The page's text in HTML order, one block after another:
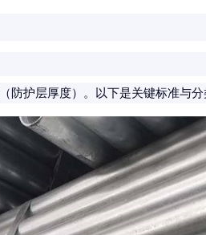
（防护层厚度）。以下是关键标准与